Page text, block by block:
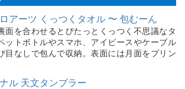
アーツ くっつくタオル 〜 包むーん
面を合わせるとぴたっとくっつく不思議なタ
ットボトルやスマホ、アイピースやケーブル
目なしで包んで収納。表面には月面をプリン
ル 天文タンブラー